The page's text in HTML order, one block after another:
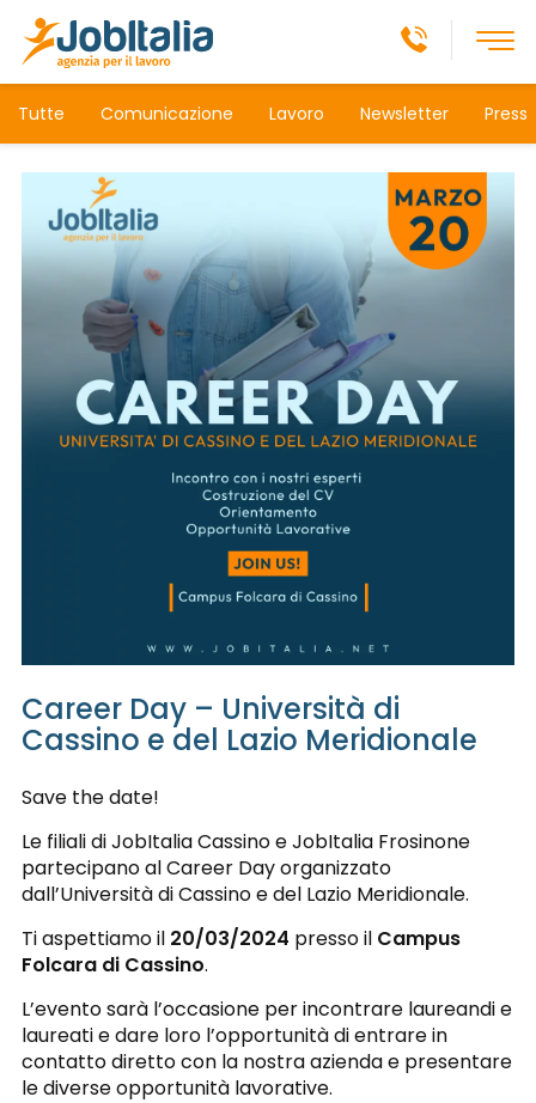
Tutte Comunicazione Lavoro Newsletter Press
Career Day – Università di
Cassino e del Lazio Meridionale
Save the date!
Le filiali di JobItalia Cassino e JobItalia Frosinone
partecipano al Career Day organizzato
dall’Università di Cassino e del Lazio Meridionale.
Ti aspettiamo il 20/03/2024 presso il Campus
Folcara di Cassino.
L’evento sarà l’occasione per incontrare laureandi e
laureati e dare loro l’opportunità di entrare in
contatto diretto con la nostra azienda e presentare
le diverse opportunità lavorative.